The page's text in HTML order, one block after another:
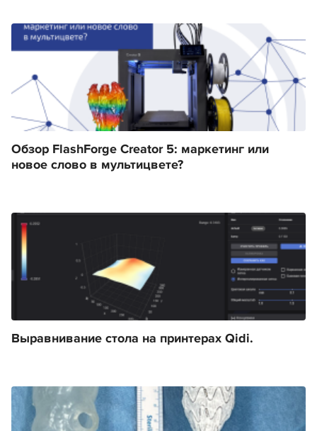
Обзор FlashForge Creator 5: маркетинг или
новое слово в мультицвете?
Выравнивание стола на принтерах Qidi.